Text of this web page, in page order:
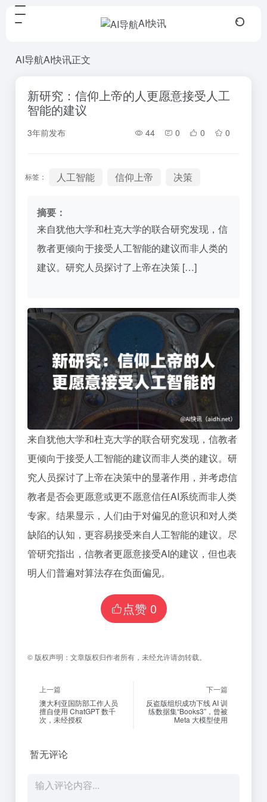
AI快讯
AI导航AI快讯正文
新研究：信仰上帝的人更愿意接受人工
智能的建议
3年前发布 44 0 0 0
标签： 人工智能 信仰上帝 决策
摘要：
来自犹他大学和杜克大学的联合研究发现，信
教者更倾向于接受人工智能的建议而非人类的
建议。研究人员探讨了上帝在决策 […]
来自犹他大学和杜克大学的联合研究发现，信教者
更倾向于接受人工智能的建议而非人类的建议。研
究人员探讨了上帝在决策中的显著作用，并考虑信
教者是否会更愿意或更不愿意信任AI系统而非人类
专家。结果显示，人们由于对偏见的意识和对人类
缺陷的认知，更容易接受来自人工智能的建议。尽
管研究指出，信教者更愿意接受AI的建议，但也表
明人们普遍对算法存在负面偏见。
点赞 0
© 版权声明： 文章版权归作者所有，未经允许请勿转载。
上一篇
澳大利亚国防部工作人员
擅自使用 ChatGPT 数千
次，未经授权
下一篇
反盗版组织成功下线 AI 训
练数据集“Books3”，曾被
Meta 大模型使用
暂无评论